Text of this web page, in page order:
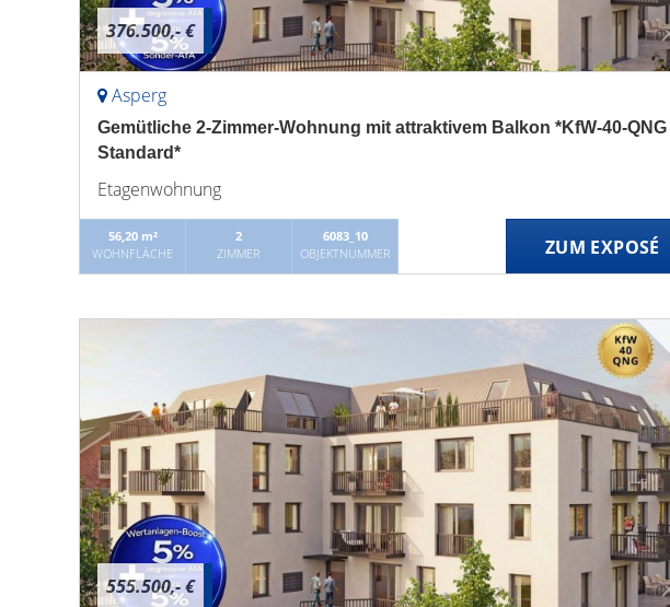
376.500,- €
Asperg
Gemütliche 2-Zimmer-Wohnung mit attraktivem Balkon *KfW-40-QNG
Standard*
Etagenwohnung
56,20 m²
WOHNFLÄCHE
2
ZIMMER
6083_10
OBJEKTNUMMER
ZUM EXPOSÉ
555.500,- €